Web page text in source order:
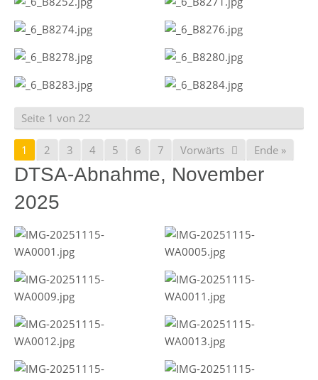
Seite 1 von 22
1 2 3 4 5 6 7 Vorwärts Ende »
DTSA-Abnahme, November
2025